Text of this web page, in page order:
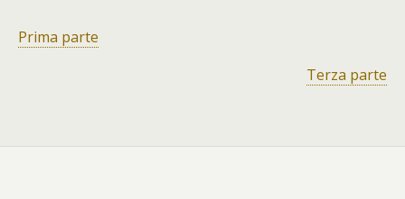
Prima parte
Terza parte